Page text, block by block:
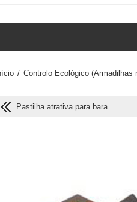
/ Controlo Ecológico
Pastilha atrativa para bara...